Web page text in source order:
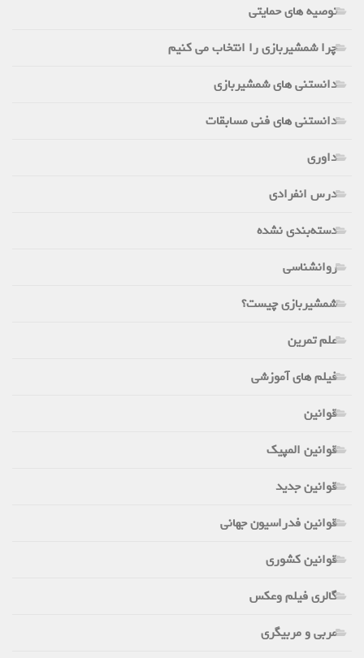
توصیه های حمایتی
چرا شمشیربازی را انتخاب می کنیم
دانستنی های شمشیربازی
دانستنی های فنی مسابقات
داوری
درس انفرادی
دسته‌بندی نشده
روانشناسی
شمشیربازی چیست؟
علم تمرین
فیلم های آموزشی
قوانین
قوانین المپیک
قوانین جدید
قوانین فدراسیون جهانی
قوانین کشوری
گالری فیلم وعکس
مربی و مربیگری